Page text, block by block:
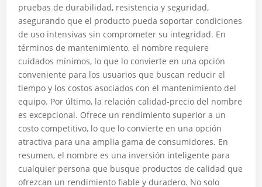
pruebas de durabilidad, resistencia y seguridad,
asegurando que el producto pueda soportar condiciones
de uso intensivas sin comprometer su integridad. En
términos de mantenimiento, el nombre requiere
cuidados mínimos, lo que lo convierte en una opción
conveniente para los usuarios que buscan reducir el
tiempo y los costos asociados con el mantenimiento del
equipo. Por último, la relación calidad-precio del nombre
es excepcional. Ofrece un rendimiento superior a un
costo competitivo, lo que lo convierte en una opción
atractiva para una amplia gama de consumidores. En
resumen, el nombre es una inversión inteligente para
cualquier persona que busque productos de calidad que
ofrezcan un rendimiento fiable y duradero. No solo